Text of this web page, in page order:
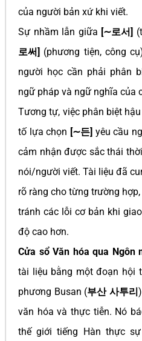
của người bản xứ khi viết.
Sự nhầm lẫn giữa [∼로서]
로써] (phương tiện, công
người học cần phải phân
ngữ pháp và ngữ nghĩa của
Tương tự, việc phân biệt
tố lựa chọn [∼든] yêu cầu
cảm nhận được sắc thái
nói/người viết. Tài liệu đã
rõ ràng cho từng trường
tránh các lỗi cơ bản khi
độ cao hơn.
Cửa sổ Văn hóa qua Ngôn
tài liệu bằng một đoạn hội
phương Busan (부산 사투리
văn hóa và thực tiễn. Nó
thế giới tiếng Hàn thực